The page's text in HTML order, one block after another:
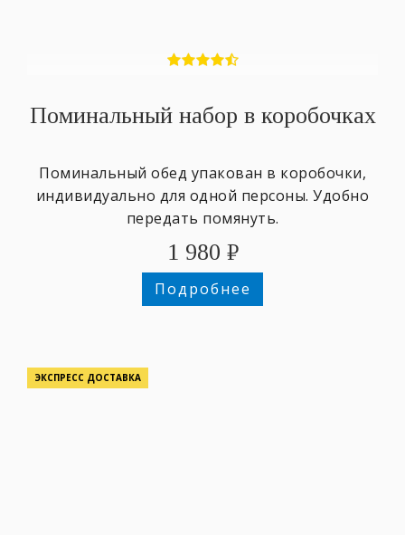
Поминальный набор в коробочках
Поминальный обед упакован в коробочки,
индивидуально для одной персоны. Удобно
передать помянуть.
1 980 ₽
Подробнее
ЭКСПРЕСС ДОСТАВКА